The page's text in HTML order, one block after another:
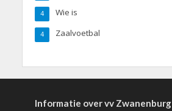
Wie is
4
Zaalvoetbal
4
Informatie over vv Zwanenburg